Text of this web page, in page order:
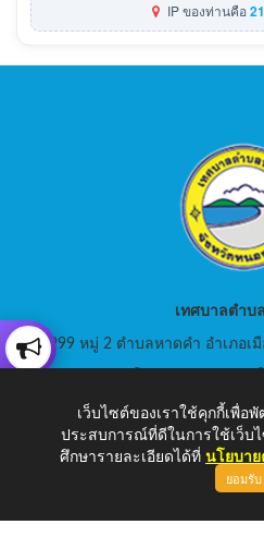
IP ของท่านคือ
เทศบาลตำบ
999 หมู่ 2 ตำบลหาดคำ อำเภอเ
E-Mail:
เว็บไซต์ของเราใช้คุกกี้เพื่
ประสบการณ์ที่ดีในการใช้เว็บ
ศึกษารายละเอียดได้ที่ นโยบา
ยอมรับ